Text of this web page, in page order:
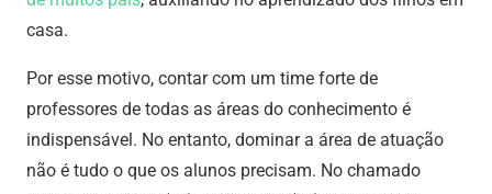
casa.
Por esse motivo, contar com um time forte de
professores de todas as áreas do conhecimento é
indispensável. No entanto, dominar a área de atuação
não é tudo o que os alunos precisam. No chamado